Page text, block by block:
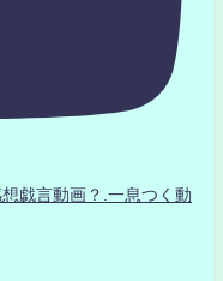
戯言動画？.一息つく動